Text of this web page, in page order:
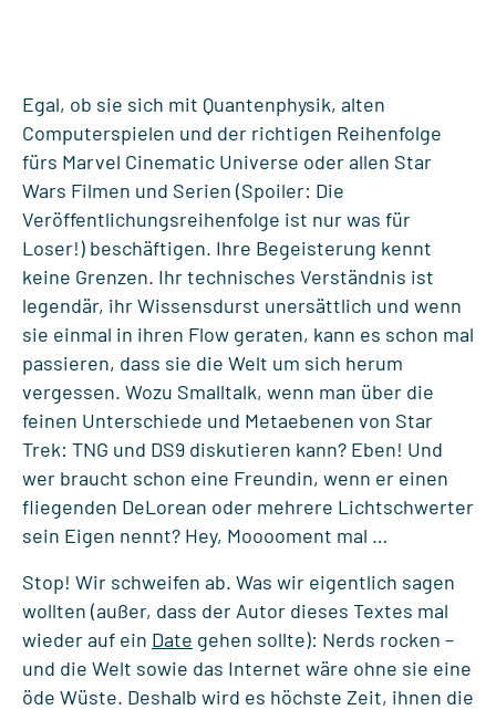
Egal, ob sie sich mit Quantenphysik, alten
Computerspielen und der richtigen Reihenfolge
fürs Marvel Cinematic Universe oder allen Star
Wars Filmen und Serien (Spoiler: Die
Veröffentlichungsreihenfolge ist nur was für
Loser!) beschäftigen. Ihre Begeisterung kennt
keine Grenzen. Ihr technisches Verständnis ist
legendär, ihr Wissensdurst unersättlich und wenn
sie einmal in ihren Flow geraten, kann es schon mal
passieren, dass sie die Welt um sich herum
vergessen. Wozu Smalltalk, wenn man über die
feinen Unterschiede und Metaebenen von Star
Trek: TNG und DS9 diskutieren kann? Eben! Und
wer braucht schon eine Freundin, wenn er einen
fliegenden DeLorean oder mehrere Lichtschwerter
sein Eigen nennt? Hey, Mooooment mal …
Stop! Wir schweifen ab. Was wir eigentlich sagen
wollten (außer, dass der Autor dieses Textes mal
wieder auf ein Date gehen sollte): Nerds rocken –
und die Welt sowie das Internet wäre ohne sie eine
öde Wüste. Deshalb wird es höchste Zeit, ihnen die